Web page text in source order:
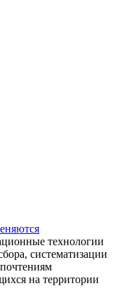
технологии
систематизации
на территории